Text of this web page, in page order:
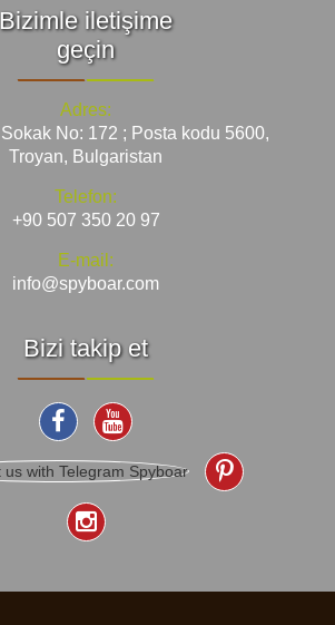
Bizimle iletişime
geçin
Adres:
No: 172 ; Posta kodu 5600,
Troyan, Bulgaristan
Telefon:
+90 507 350 20 97
E-mail:
info@spyboar.com
Bizi takip et